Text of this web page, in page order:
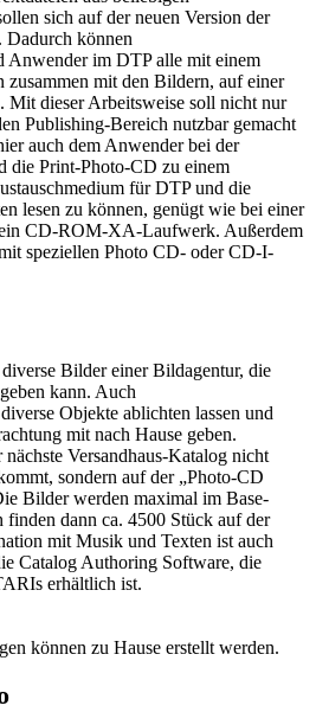
sich auf der neuen Version der
Dadurch können
Anwender im DTP alle mit einem
zusammen mit den Bildern, auf einer
Mit dieser Arbeitsweise soll nicht nur
Publishing-Bereich nutzbar gemacht
auch dem Anwender bei der
die Print-Photo-CD zu einem
für DTP und die
lesen zu können, genügt wie bei einer
CD-ROM-XA-Laufwerk. Außerdem
speziellen Photo CD- oder CD-I-
Bilder einer Bildagentur, die
kann. Auch
Objekte ablichten lassen und
mit nach Hause geben.
Versandhaus-Katalog nicht
sondern auf der „Photo-CD
Bilder werden maximal im Base-
finden dann ca. 4500 Stück auf der
mit Musik und Texten ist auch
Catalog Authoring Software, die
erhältlich ist.
können zu Hause erstellt werden.